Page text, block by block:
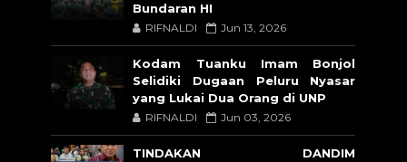
Bundaran HI
RIFNALDI Jun 13, 2026
Kodam Tuanku Imam Bonjol
Selidiki Dugaan Peluru Nyasar
yang Lukai Dua Orang di UNP
RIFNALDI Jun 03, 2026
TINDAKAN DANDIM